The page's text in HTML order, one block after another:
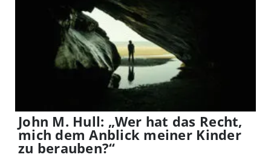
John M. Hull: „Wer hat das Recht,
mich dem Anblick meiner Kinder
zu berauben?“